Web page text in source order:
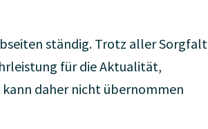
ständig. Trotz aller Sorgfalt
für die Aktualität,
daher nicht übernommen